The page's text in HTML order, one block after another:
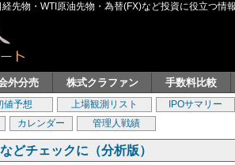
先物・WTI原油先物・為替(FX)など投資に役立つ情
外分売 株式クラファン 手数料比較
値予想 上場観測リスト
IPOサマリー
カレンダー 管理人戦績
どチェックに（分析版）